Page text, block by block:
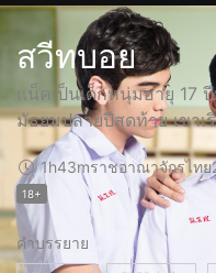
สวีทบอย
แน็คเป็นเด็กหนุ่มอายุ 17
มัธยมปลายปีสุดท้าย เขาเ
1h43mราชอาณาจักรไทย
18+
คำบรรยาย